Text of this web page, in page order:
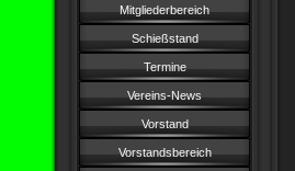
Mitgliederbereich
Schießstand
Termine
Vereins-News
Vorstand
Vorstandsbereich